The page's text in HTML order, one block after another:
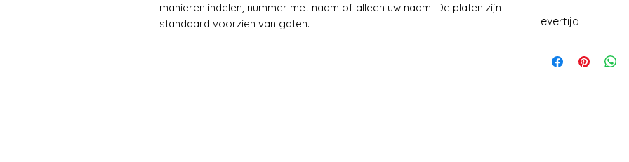
manieren indelen, nummer met naam of alleen uw naam. De platen zijn
standaard voorzien van gaten.
Levertijd